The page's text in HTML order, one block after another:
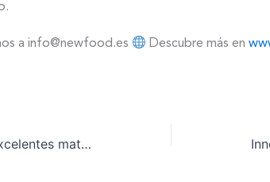
a info@newfood.es Descubre más en
Fibra de coco y cacao: excelentes matrices naturales para envases comestibles y biodegradables